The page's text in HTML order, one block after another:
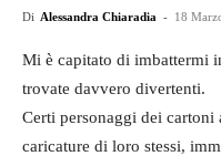
Di Alessandra Chiaradia - 18
Mi è capitato di imbattermi
trovate davvero divertenti.
Certi personaggi dei
caricature di loro stessi,